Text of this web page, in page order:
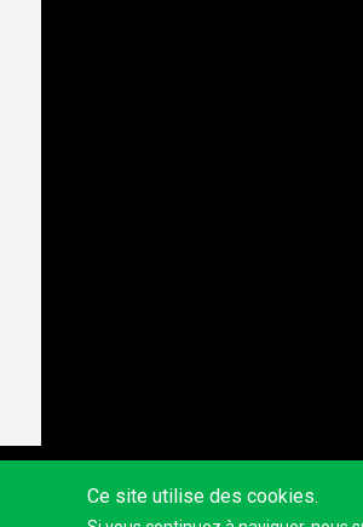
Ce site utilise des cookies.